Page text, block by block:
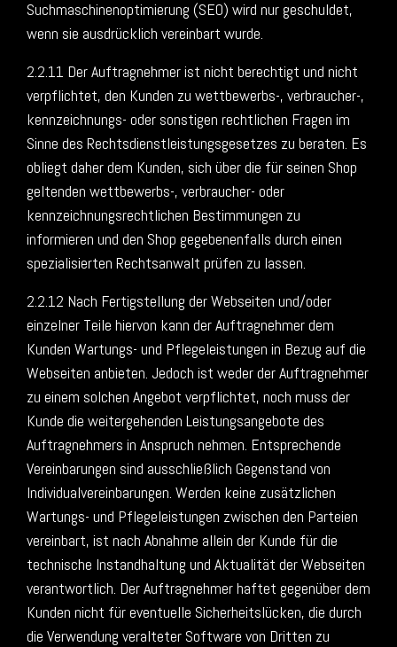
Suchmaschinenoptimierung (SEO) wird nur geschuldet,
wenn sie ausdrücklich vereinbart wurde.
2.2.11 Der Auftragnehmer ist nicht berechtigt und nicht
verpflichtet, den Kunden zu wettbewerbs-, verbraucher-,
kennzeichnungs- oder sonstigen rechtlichen Fragen im
Sinne des Rechtsdienstleistungsgesetzes zu beraten. Es
obliegt daher dem Kunden, sich über die für seinen Shop
geltenden wettbewerbs-, verbraucher- oder
kennzeichnungsrechtlichen Bestimmungen zu
informieren und den Shop gegebenenfalls durch einen
spezialisierten Rechtsanwalt prüfen zu lassen.
2.2.12 Nach Fertigstellung der Webseiten und/oder
einzelner Teile hiervon kann der Auftragnehmer dem
Kunden Wartungs- und Pflegeleistungen in Bezug auf die
Webseiten anbieten. Jedoch ist weder der Auftragnehmer
zu einem solchen Angebot verpflichtet, noch muss der
Kunde die weitergehenden Leistungsangebote des
Auftragnehmers in Anspruch nehmen. Entsprechende
Vereinbarungen sind ausschließlich Gegenstand von
Individualvereinbarungen. Werden keine zusätzlichen
Wartungs- und Pflegeleistungen zwischen den Parteien
vereinbart, ist nach Abnahme allein der Kunde für die
technische Instandhaltung und Aktualität der Webseiten
verantwortlich. Der Auftragnehmer haftet gegenüber dem
Kunden nicht für eventuelle Sicherheitslücken, die durch
die Verwendung veralteter Software von Dritten zu